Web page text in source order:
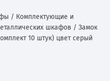
/ Комплектующие и
шкафов / Замок
10 штук) цвет серый